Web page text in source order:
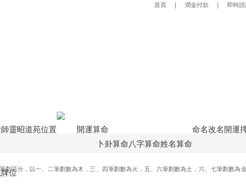
首頁 潤金付款 即時
靈昭道苑位置
開運算命
卜卦算命八字算命姓名算命
命名改名 開運
位
劃區分，以一、二筆劃數為木，三、四筆劃數為火，五、六筆劃數為土，六、七筆劃數為